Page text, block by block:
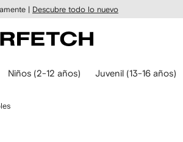
| Descubre todo lo nuevo
Niños (2-12 años) Juvenil (13-16 años)